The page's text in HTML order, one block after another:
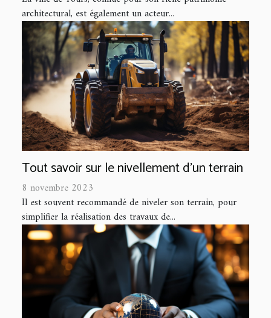
architectural, est également un acteur...
Tout savoir sur le nivellement d’un terrain
8 novembre 2023
Il est souvent recommandé de niveler son terrain, pour
simplifier la réalisation des travaux de...